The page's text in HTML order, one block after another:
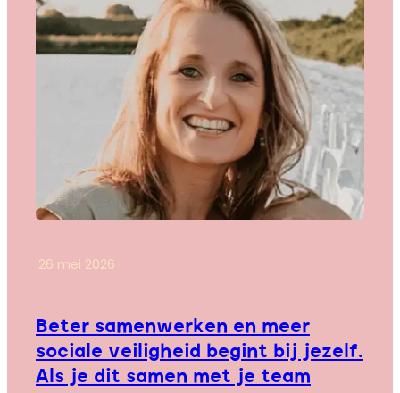
·26 mei 2026
Beter samenwerken en meer
sociale veiligheid begint bij jezelf.
Als je dit samen met je team